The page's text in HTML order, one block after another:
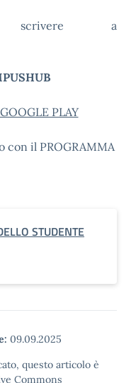
scrivere a
GOOGLE PLAY
con il PROGRAMMA
STUDENTE
09.09.2025
questo articolo è
Commons